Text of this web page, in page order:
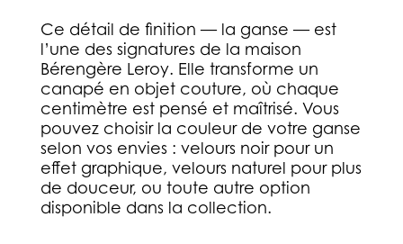
Ce détail de finition — la ganse — est
l’une des signatures de la maison
Bérengère Leroy. Elle transforme un
canapé en objet couture, où chaque
centimètre est pensé et maîtrisé. Vous
pouvez choisir la couleur de votre ganse
selon vos envies : velours noir pour un
effet graphique, velours naturel pour plus
de douceur, ou toute autre option
disponible dans la collection.